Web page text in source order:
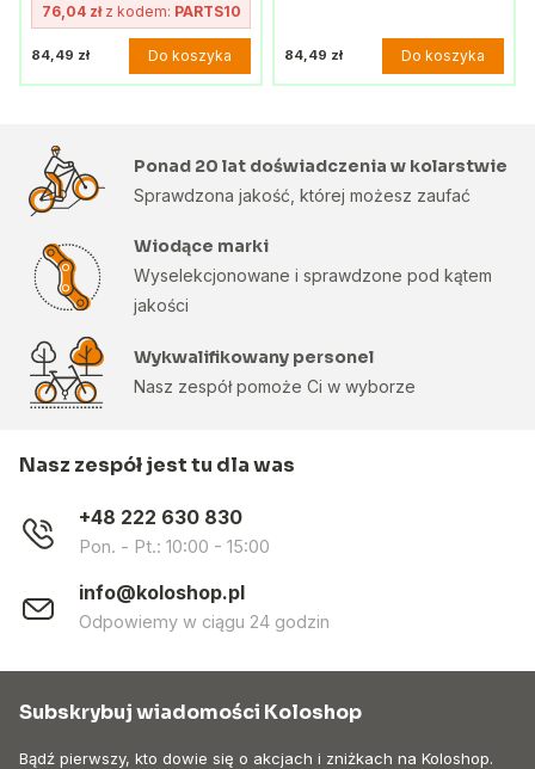
76,04 złz kodem: PARTS10
84,49 zł Do koszyka 84,49 zł Do koszyka
Ponad 20 lat doświadczenia w kolarstwie
Sprawdzona jakość, której możesz zaufać
Wiodące marki
Wyselekcjonowane i sprawdzone pod kątem
jakości
Wykwalifikowany personel
Nasz zespół pomoże Ci w wyborze
Nasz zespół jest tu dla was
+48 222 630 830
Pon. - Pt.: 10:00 - 15:00
info@koloshop.pl
Odpowiemy w ciągu 24 godzin
Subskrybuj wiadomości Koloshop
Bądź pierwszy, kto dowie się o akcjach i zniżkach na Koloshop.